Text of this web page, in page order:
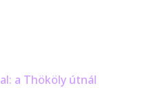
a Thököly útnál